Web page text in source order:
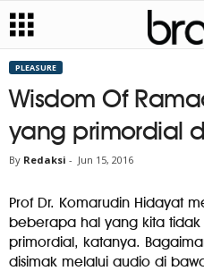
PLEASURE
Wisdom Of
yang primordial
By Redaksi - Jun 15, 2016
Prof Dr. Komarudin Hidayat
beberapa hal yang kita tidak
primordial, katanya.
disimak melalui audio di